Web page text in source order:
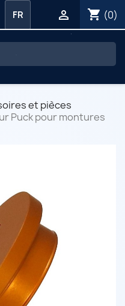
shopping_cart (0)

FR
et pièces
Puck pour montures